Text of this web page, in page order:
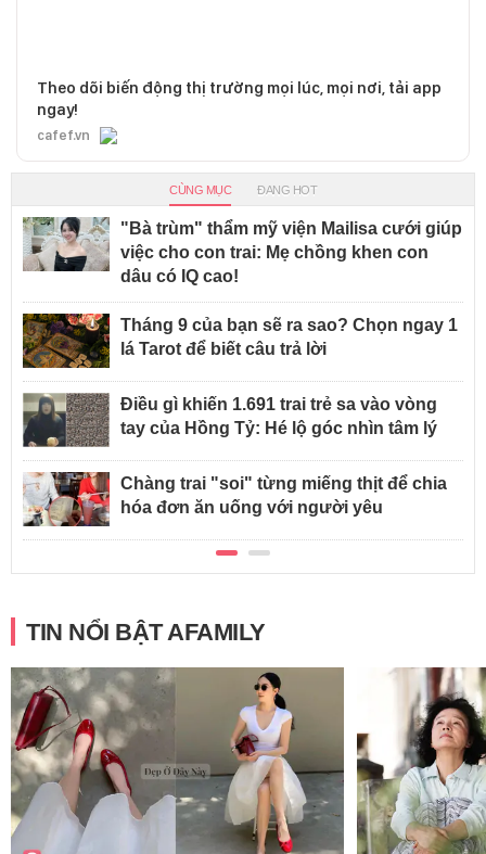
Theo dõi biến động thị trường mọi lúc, mọi nơi, tải app
ngay!
cafef.vn
CÙNG MỤC ĐANG HOT
"Bà trùm" thẩm mỹ viện Mailisa cưới giúp
việc cho con trai: Mẹ chồng khen con
dâu có IQ cao!
Tháng 9 của bạn sẽ ra sao? Chọn ngay 1
lá Tarot để biết câu trả lời
Điều gì khiến 1.691 trai trẻ sa vào vòng
tay của Hồng Tỷ: Hé lộ góc nhìn tâm lý
Chàng trai "soi" từng miếng thịt để chia
hóa đơn ăn uống với người yêu
TIN NỔI BẬT AFAMILY